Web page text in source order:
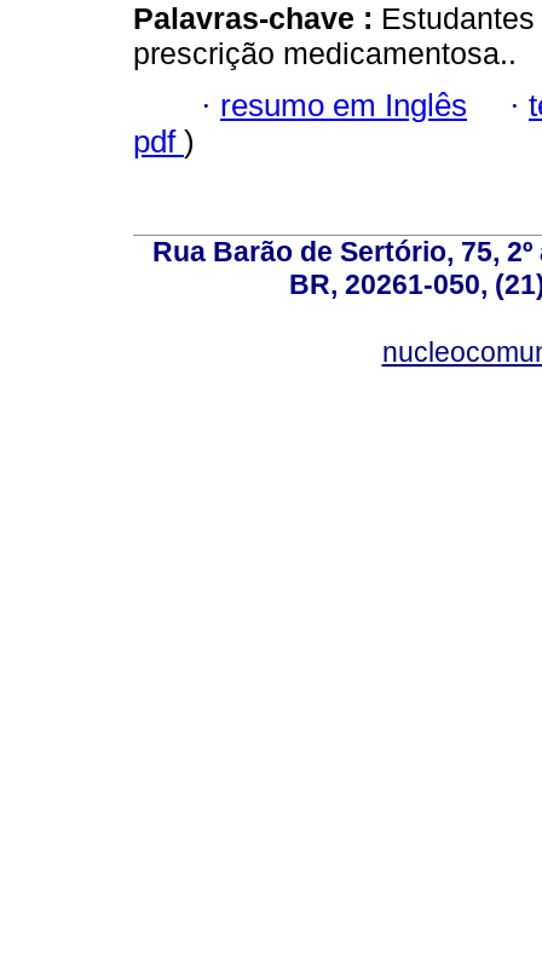
Palavras-chave :
prescrição medicamentosa..
· resumo em Inglês ·
pdf )
Rua Barão de Sertório, 75,
BR, 20261-050,